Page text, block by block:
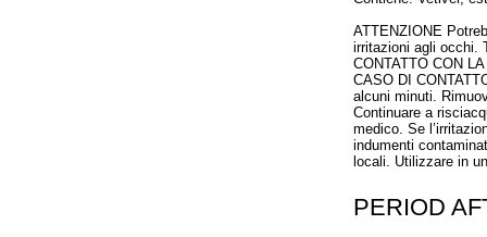
ATTENZIONE
irritazioni agli occhi.
CONTATTO CON
CASO DI
alcuni minuti.
Continuare a
medico. Se
indumenti
locali. Utilizzare in
PERIOD